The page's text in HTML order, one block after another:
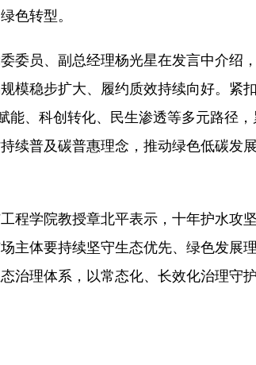
色转型。
员、副总经理杨光星在发言中介绍
模稳步扩大、履约质效持续向好。紧
能、科创转化、民生渗透等多元路径
续普及碳普惠理念，推动绿色低碳发
学院教授章北平表示，十年护水攻
主体要持续坚守生态优先、绿色发展
治理体系，以常态化、长效化治理守